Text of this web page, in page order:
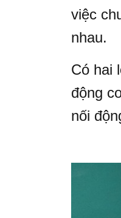
việc
nhau.
Có hai
động
nối